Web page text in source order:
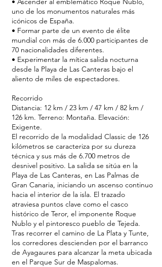
uno de los monumentos naturales más
icónicos de España.
• Formar parte de un evento de élite
mundial con más de 6.000 participantes de
70 nacionalidades diferentes.
• Experimentar la mítica salida nocturna
desde la Playa de Las Canteras bajo el
aliento de miles de espectadores.
Recorrido
Distancia: 12 km / 23 km / 47 km / 82 km /
126 km. Terreno: Montaña. Elevación:
Exigente.
El recorrido de la modalidad Classic de 126
kilómetros se caracteriza por su dureza
técnica y sus más de 6.700 metros de
desnivel positivo. La salida se sitúa en la
Playa de Las Canteras, en Las Palmas de
Gran Canaria, iniciando un ascenso continuo
hacia el interior de la isla. El trazado
atraviesa puntos clave como el casco
histórico de Teror, el imponente Roque
Nublo y el pintoresco pueblo de Tejeda.
Tras recorrer el camino de La Plata y Tunte,
los corredores descienden por el barranco
de Ayagaures para alcanzar la meta ubicada
en el Parque Sur de Maspalomas.